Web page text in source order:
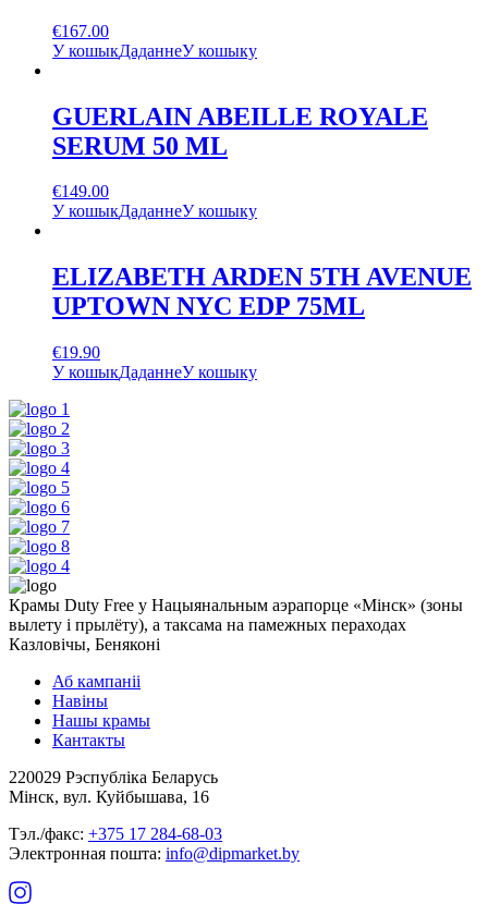
€167.00
У кошыкДаданнеУ кошыку
GUERLAIN ABEILLE ROYALE
SERUM 50 ML
€149.00
У кошыкДаданнеУ кошыку
ELIZABETH ARDEN 5TH AVENUE
UPTOWN NYC EDP 75ML
€19.90
У кошыкДаданнеУ кошыку
Крамы Duty Free у Нацыянальным аэрапорце «Мінск» (зоны
вылету і прылёту), а таксама на памежных пераходах
Казловічы, Беняконі
Аб кампаніі
Навіны
Нашы крамы
Кантакты
220029 Рэспубліка Беларусь
Мінск, вул. Куйбышава, 16
Тэл./факс: +375 17 284-68-03
Электронная пошта: info@dipmarket.by